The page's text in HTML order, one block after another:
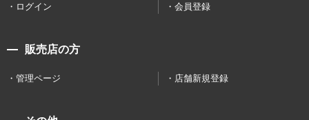
ログイン 会員登録
販売店の方
管理ページ 店舗新規登録